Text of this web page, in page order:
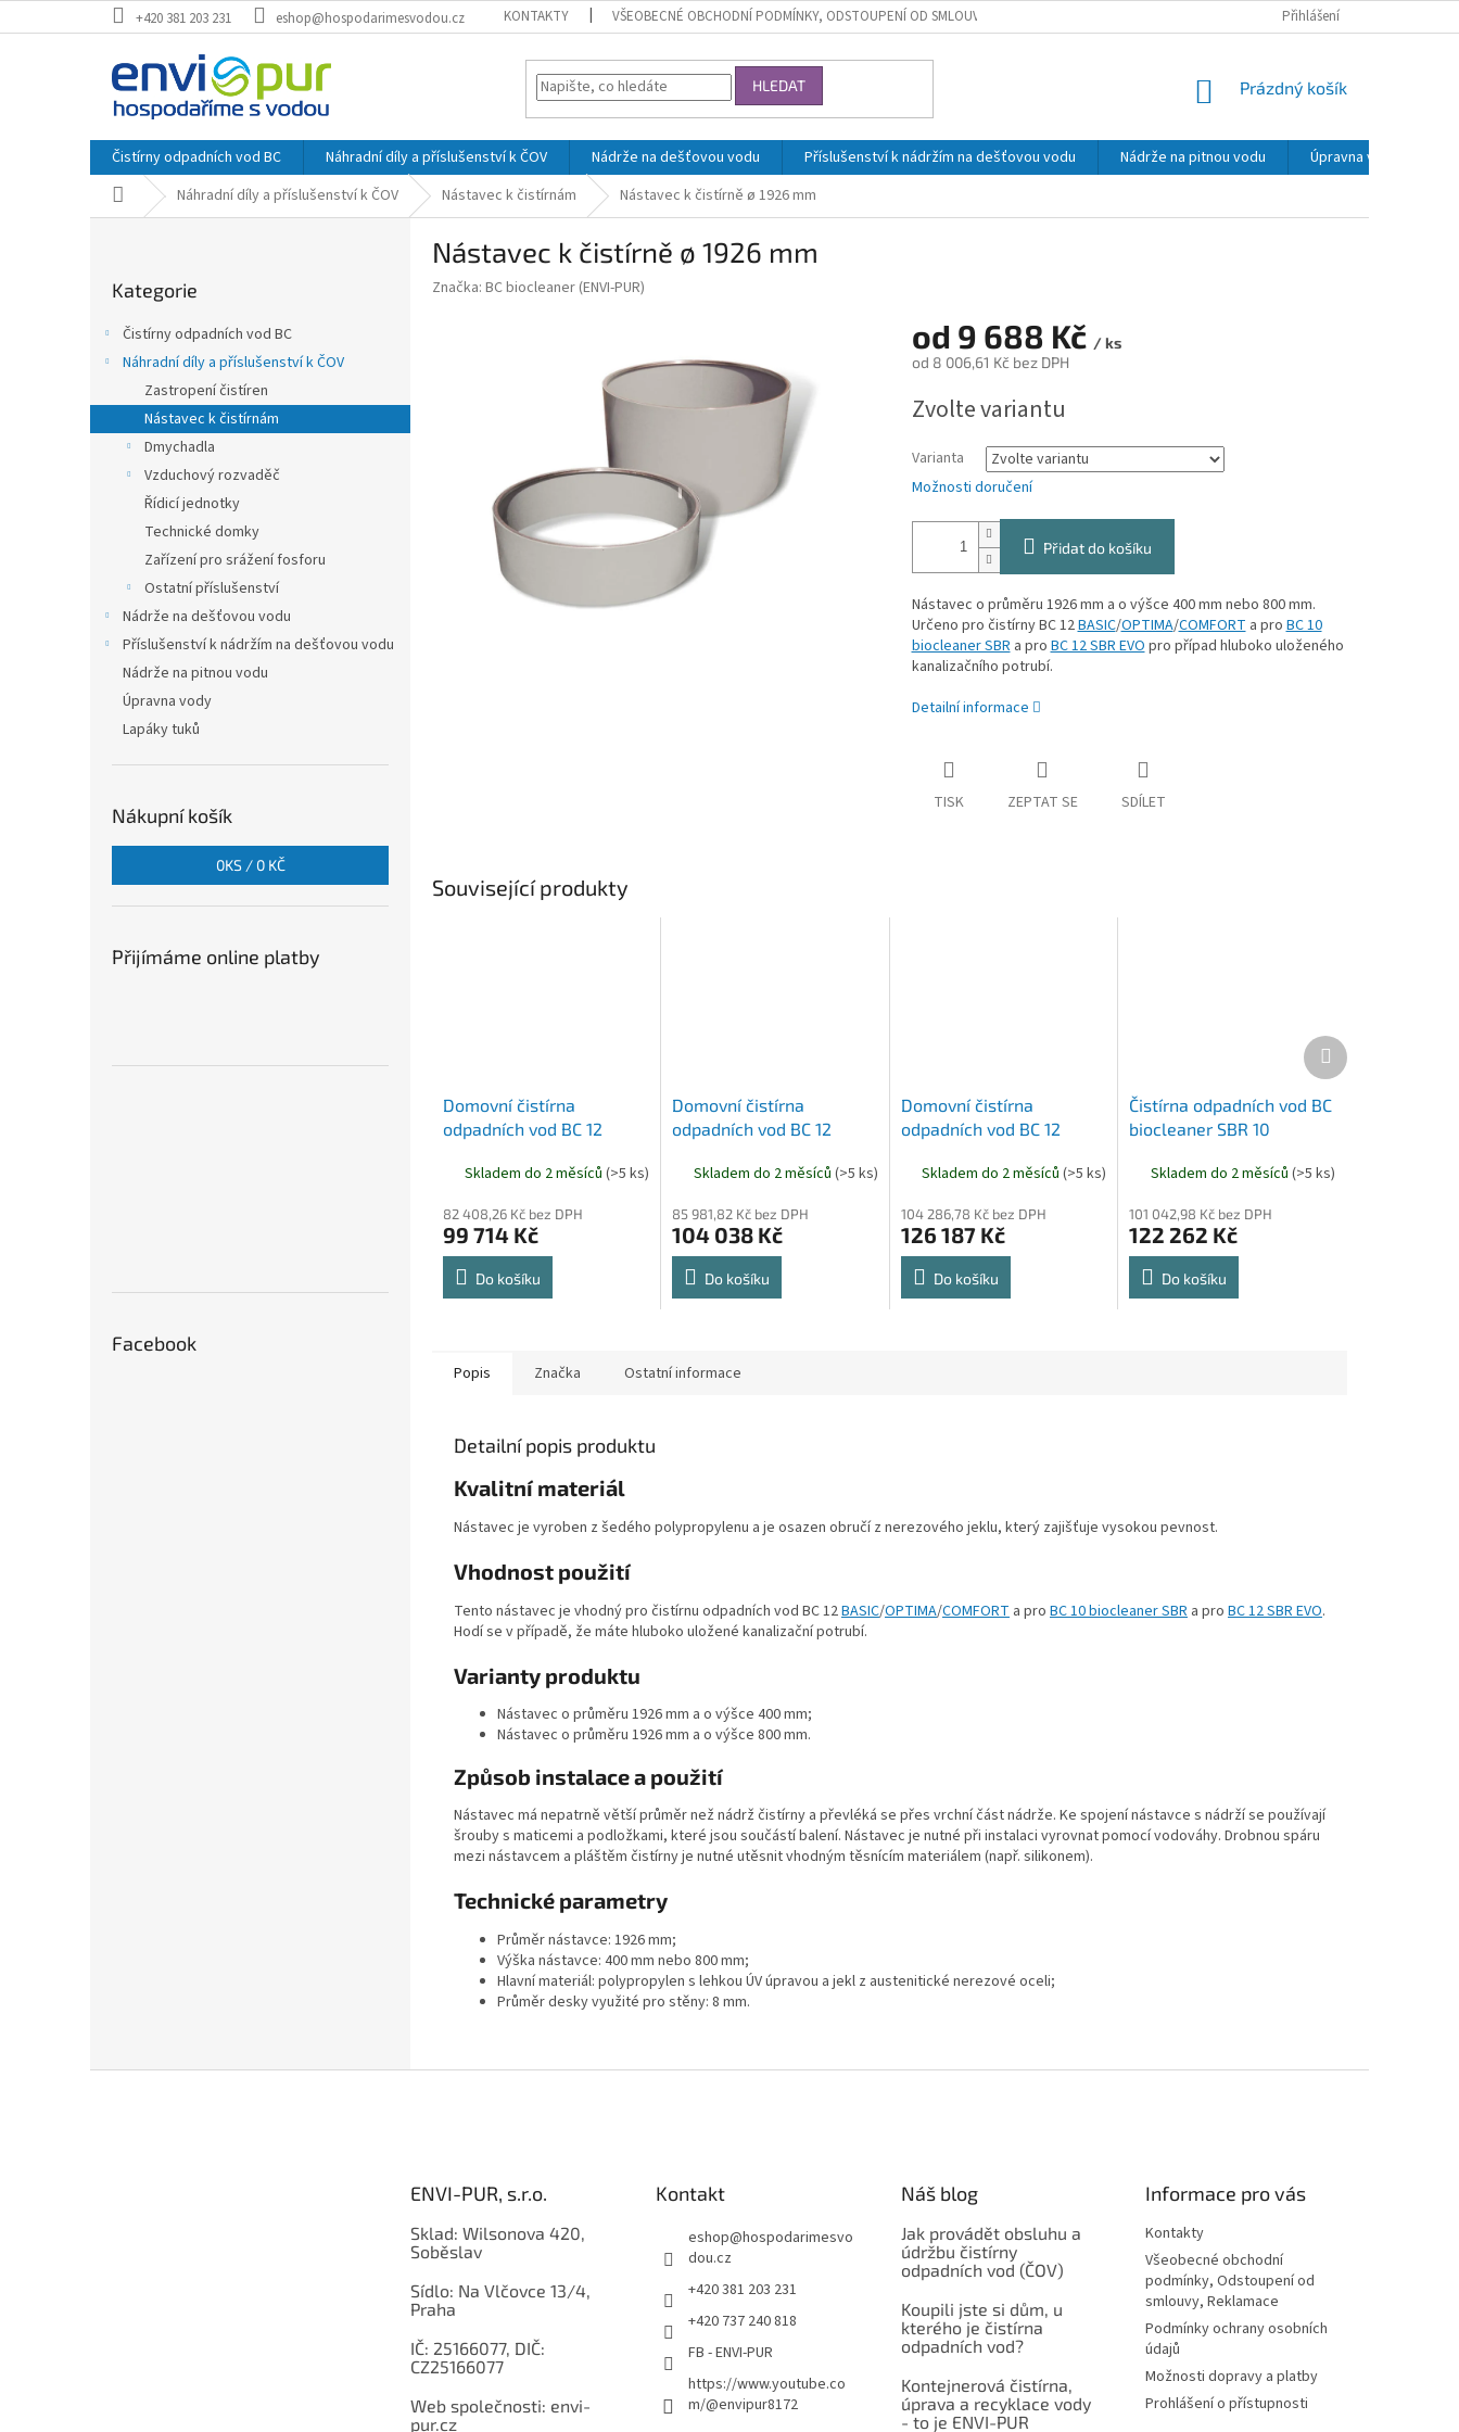
na
+420 381 203 231 eshop@hospodarimesvodou.cz KONTAKTY VŠEOBECNÉ OBCHODNÍ PODMÍNKY, ODSTOUPENÍ OD SMLOUVY, REKLAMACE PODMÍNKY OCHRANY OSOBNÍCH ÚDAJŮ
Přihlášení
HLEDAT
NÁKUPNÍ
Prázdný košík
Čistírny odpadních vod BC Náhradní díly a příslušenství k ČOV Nádrže na dešťovou vodu Příslušenství k nádržím na dešťovou vodu Nádrže na pitnou vodu Úpravna vody
Domů Náhradní díly a příslušenství k ČOV Nástavec k čistírnám Nástavec k čistírně ø 1926 mm
kategorie
Kategorie
Čistírny odpadních vod BC
Náhradní díly a příslušenství k ČOV
Zastropení čistíren
Nástavec k čistírnám
Dmychadla
Vzduchový rozvaděč
Řídicí jednotky
Technické domky
Zařízení pro srážení fosforu
Ostatní příslušenství
Nádrže na dešťovou vodu
Příslušenství k nádržím na dešťovou vodu
Nádrže na pitnou vodu
Úpravna vody
Lapáky tuků
Nákupní košík
0KS / 0 KČ
Přijímáme online platby
Facebook
Nástavec k čistírně ø 1926 mm
Značka: BC biocleaner (ENVI-PUR)
od 9 688 Kč / ks
od 8 006,61 Kčbez DPH
cena:
Zvolte variantu
Varianta
Možnosti doručení
Přidat do košíku
Nástavec o průměru 1926 mm a o výšce 400 mm nebo 800 mm.
Určeno pro čistírny BC 12BASIC/OPTIMA/COMFORTa proBC 10
biocleaner SBRa proBC 12 SBR EVOpro případ hluboko uloženého
kanalizačního potrubí.
Detailní informace
TISK ZEPTAT SE SDÍLET
Související produkty
Domovní čistírna
odpadních vod BC 12
Skladem do 2 měsíců (>5 ks)
82 408,26 Kč bez DPH
99 714 Kč
Do košíku
Domovní čistírna
odpadních vod BC 12
Skladem do 2 měsíců (>5 ks)
85 981,82 Kč bez DPH
104 038 Kč
Do košíku
Domovní čistírna
odpadních vod BC 12
Skladem do 2 měsíců(>5 ks)
104 286,78 Kč bez DPH
126 187 Kč
Do košíku
Čistírna odpadních vod BC
biocleaner SBR 10
Skladem do 2 měsíců (>5 ks)
101 042,98 Kč bez DPH
122 262 Kč
Do košíku
Další
produkt
Popis Značka Ostatní informace
Detailní popis produktu
Kvalitní materiál
Nástavec je vyroben z šedého polypropylenu a je osazen obručí z nerezového jeklu, který zajišťuje vysokou pevnost.
Vhodnost použití
Tento nástavec je vhodný pro čistírnu odpadních vod BC 12BASIC/OPTIMA/COMFORT a pro BC 10 biocleaner SBR a pro BC 12 SBR EVO.
Hodí se v případě, že máte hluboko uložené kanalizační potrubí.
Varianty produktu
Nástavec o průměru 1926 mm a o výšce 400 mm;
Nástavec o průměru 1926 mm a o výšce 800 mm.
Způsob instalace a použití
Nástavec má nepatrně větší průměr než nádrž čistírny a převléká se přes vrchní část nádrže. Ke spojení nástavce s nádrží se používají
šrouby s maticemi a podložkami, které jsou součástí balení. Nástavec je nutné při instalaci vyrovnat pomocí vodováhy. Drobnou spáru
mezi nástavcem a pláštěm čistírny je nutné utěsnit vhodným těsnícím materiálem (např. silikonem).
Technické parametry
Průměr nástavce: 1926 mm;
Výška nástavce: 400 mm nebo 800 mm;
Hlavní materiál: polypropylen s lehkou ÚV úpravou a jekl z austenitické nerezové oceli;
Průměr desky využité pro stěny: 8 mm.
ENVI-PUR, s.r.o.
Sklad: Wilsonova 420,
Soběslav
Sídlo: Na Vlčovce 13/4,
Praha
IČ: 25166077, DIČ:
CZ25166077
Web společnosti: envi-
pur.cz
Kontakt
eshop@hospodarimesvo
dou.cz
+420 381 203 231
+420 737 240 818
FB - ENVI-PUR
https://www.youtube.co
m/@envipur8172
Náš blog
Jak provádět obsluhu a
údržbu čistírny
odpadních vod (ČOV)
Koupili jste si dům, u
kterého je čistírna
odpadních vod?
Kontejnerová čistírna,
úprava a recyklace vody
- to je ENVI-PUR
Informace pro vás
Kontakty
Všeobecné obchodní
podmínky, Odstoupení od
smlouvy, Reklamace
Podmínky ochrany osobních
údajů
Možnosti dopravy a platby
Prohlášení o přístupnosti